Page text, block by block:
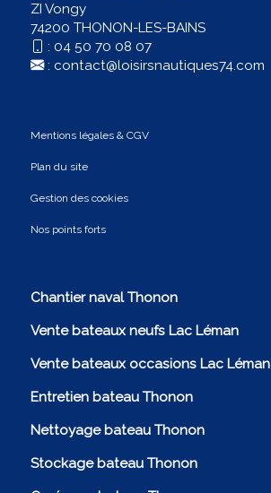
ZI Vongy
74200 THONON-LES-BAINS
: 04 50 70 08 07
: contact@loisirsnautiques74.com
Mentions légales & CGV
Plan du site
Gestion des cookies
Nos points forts
Chantier naval Thonon
Vente bateaux neufs Lac Léman
Vente bateaux occasions Lac Léman
Entretien bateau Thonon
Nettoyage bateau Thonon
Stockage bateau Thonon